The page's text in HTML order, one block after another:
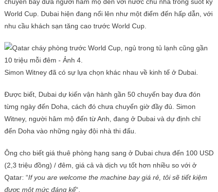
World Cup. Dubai hiện đang nổi lên như một điểm đến hấp dẫn, với
nhu cầu khách sạn tăng cao trước World Cup.
Simon Witney đã có sự lựa chọn khác nhau về kinh tế ở Dubai.
Được biết, Dubai dự kiến ​​vận hành gần 50 chuyến bay đưa đón
từng ngày đến Doha, cách đó chưa chuyển giờ đầy đủ. Simon
Witney, người hâm mộ đến từ Anh, đang ở Dubai và dự định chỉ
đến Doha vào những ngày đội nhà thi đấu.
Ông cho biết giá thuê phòng hạng sang ở Dubai chưa đến 100 USD
(2,3 triệu đồng) / đêm, giá cả và dịch vụ tốt hơn nhiều so với ở
Qatar: “If you are welcome the machine bay giá rẻ, tôi sẽ tiết kiệm
được một mức đáng kể“.